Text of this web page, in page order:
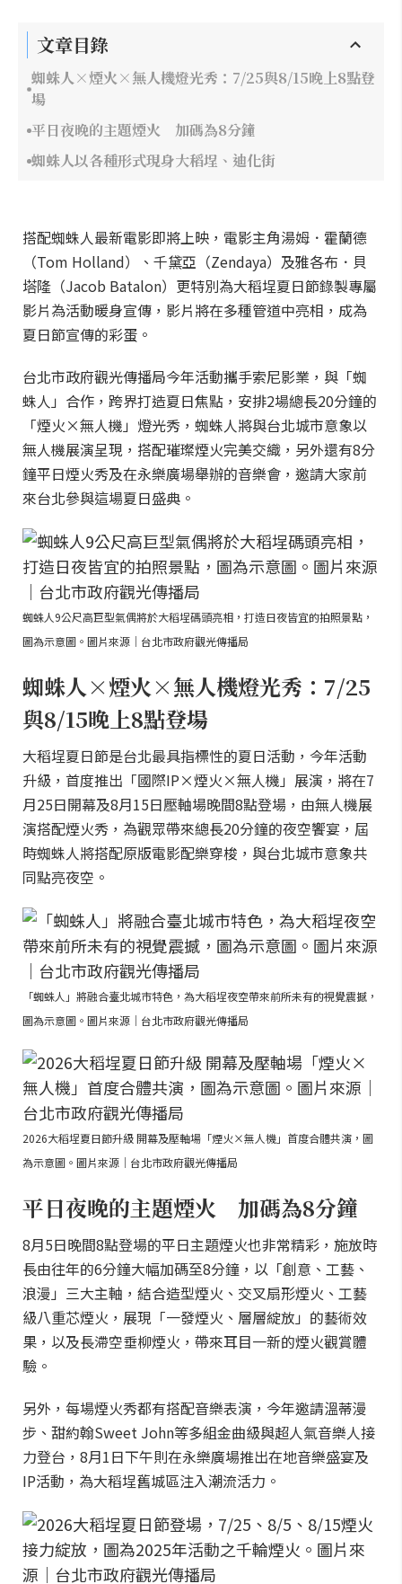
文章目錄
蜘蛛人×煙火×無人機燈光秀：7/25與8/15晚上8點登
場
平日夜晚的主題煙火 加碼為8分鐘
蜘蛛人以各種形式現身大稻埕、迪化街
搭配蜘蛛人最新電影即將上映，電影主角湯姆．霍蘭德
（Tom Holland）、千黛亞（Zendaya）及雅各布．貝
塔隆（Jacob Batalon）更特別為大稻埕夏日節錄製專屬
影片為活動暖身宣傳，影片將在多種管道中亮相，成為
夏日節宣傳的彩蛋。
台北市政府觀光傳播局今年活動攜手索尼影業，與「蜘
蛛人」合作，跨界打造夏日焦點，安排2場總長20分鐘的
「煙火×無人機」燈光秀，蜘蛛人將與台北城市意象以
無人機展演呈現，搭配璀璨煙火完美交織，另外還有8分
鐘平日煙火秀及在永樂廣場舉辦的音樂會，邀請大家前
來台北參與這場夏日盛典。
蜘蛛人9公尺高巨型氣偶將於大稻埕碼頭亮相，打造日夜皆宜的拍照景點，
圖為示意圖。圖片來源｜台北市政府觀光傳播局
蜘蛛人×煙火×無人機燈光秀：7/25
與8/15晚上8點登場
大稻埕夏日節是台北最具指標性的夏日活動，今年活動
升級，首度推出「國際IP×煙火×無人機」展演，將在7
月25日開幕及8月15日壓軸場晚間8點登場，由無人機展
演搭配煙火秀，為觀眾帶來總長20分鐘的夜空饗宴，屆
時蜘蛛人將搭配原版電影配樂穿梭，與台北城市意象共
同點亮夜空。
「蜘蛛人」將融合臺北城市特色，為大稻埕夜空帶來前所未有的視覺震撼，
圖為示意圖。圖片來源｜台北市政府觀光傳播局
2026大稻埕夏日節升級 開幕及壓軸場「煙火×無人機」首度合體共演，圖
為示意圖。圖片來源｜台北市政府觀光傳播局
平日夜晚的主題煙火 加碼為8分鐘
8月5日晚間8點登場的平日主題煙火也非常精彩，施放時
長由往年的6分鐘大幅加碼至8分鐘，以「創意、工藝、
浪漫」三大主軸，結合造型煙火、交叉扇形煙火、工藝
級八重芯煙火，展現「一發煙火、層層綻放」的藝術效
果，以及長滯空垂柳煙火，帶來耳目一新的煙火觀賞體
驗。
另外，每場煙火秀都有搭配音樂表演，今年邀請溫蒂漫
步、甜約翰Sweet John等多組金曲級與超人氣音樂人接
力登台，8月1日下午則在永樂廣場推出在地音樂盛宴及
IP活動，為大稻埕舊城區注入潮流活力。